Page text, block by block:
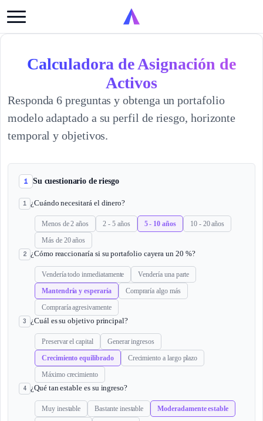
Calculadora de Asignación de
Activos
Responda 6 preguntas y obtenga un portafolio
modelo adaptado a su perfil de riesgo, horizonte
temporal y objetivos.
1 Su cuestionario de riesgo
1 ¿Cuándo necesitará el dinero?
Menos de 2 años 2 - 5 años 5 - 10 años 10 - 20 años
Más de 20 años
2 ¿Cómo reaccionaría si su portafolio cayera un 20 %?
Vendería todo inmediatamente Vendería una parte
Mantendría y esperaría Compraría algo más
Compraría agresivamente
3 ¿Cuál es su objetivo principal?
Preservar el capital Generar ingresos
Crecimiento equilibrado Crecimiento a largo plazo
Máximo crecimiento
4 ¿Qué tan estable es su ingreso?
Muy inestable Bastante inestable Moderadamente estable